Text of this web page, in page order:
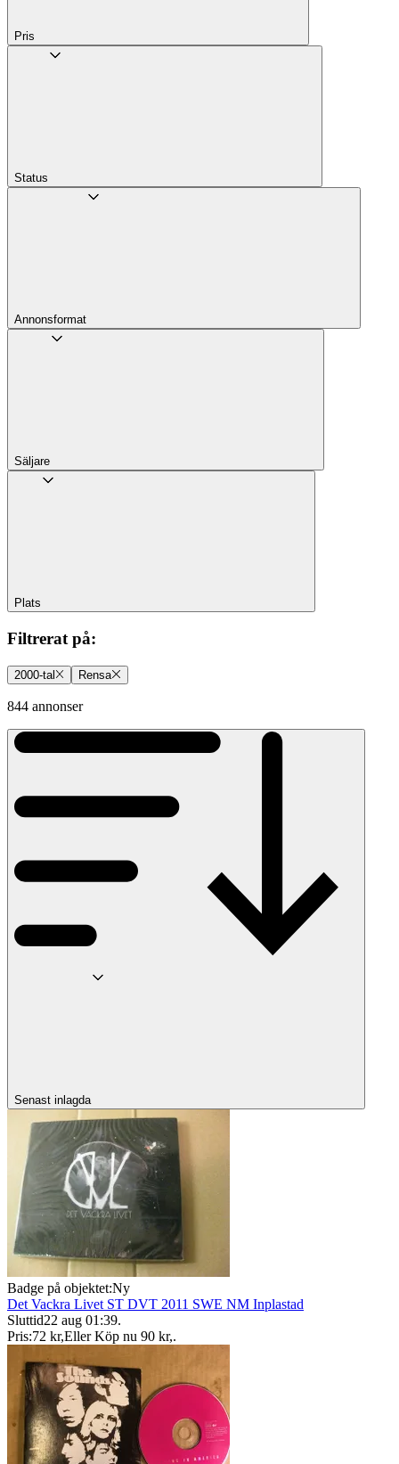
Pris
Status
Annons­format
Säljare
Plats
Filtrerat på:
2000-tal Rensa
844 annonser
Senast inlagda
Badge på objektet:Ny
Det Vackra Livet ST DVT 2011 SWE NM Inplastad
Sluttid22 aug 01:39.
Pris:72 kr,Eller Köp nu 90 kr,.